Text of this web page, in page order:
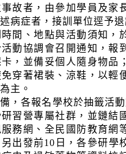
故者，由參加學員及家
病症者，接訓單位逕予退
間、地點與活動須知，
動協調會召開通知，報
，並備妥個人隨身物品
穿著裙裝、涼鞋，以輕
主。
，各報名學校於抽籤活
習營專屬社群，並鏈結
務網、全民國防教育網
出發前10日，各參研學